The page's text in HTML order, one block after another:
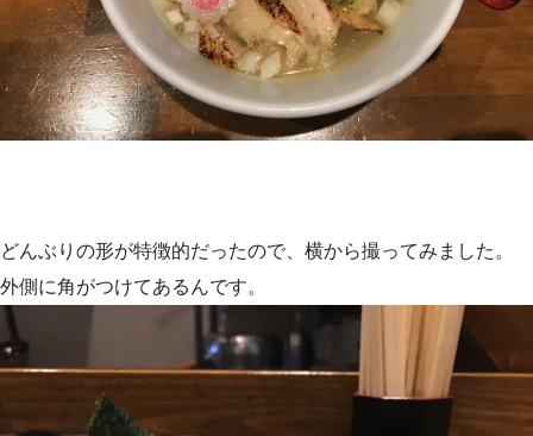
どんぶりの形が特徴的だったので、横から撮ってみました。
外側に角がつけてあるんです。